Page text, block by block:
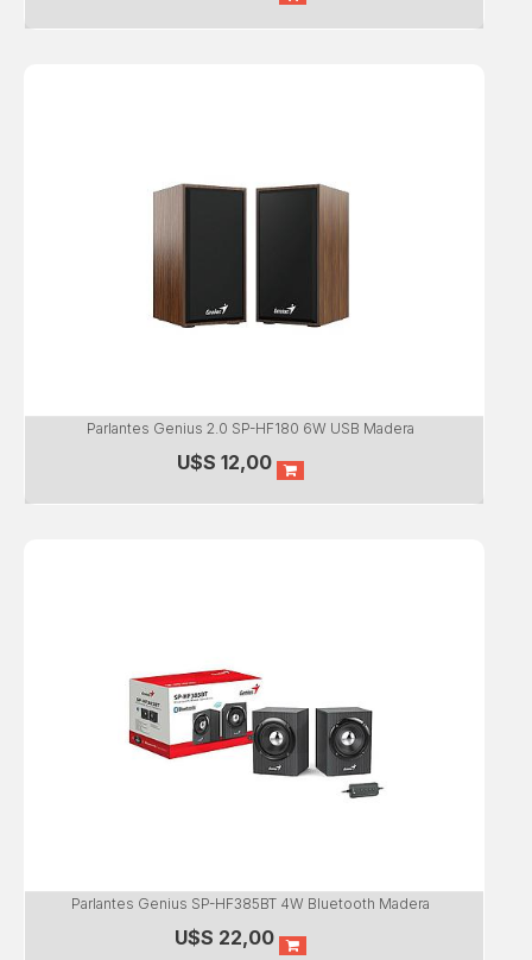
Parlantes Genius 2.0 SP-HF180 6W USB Madera
U$S 12,00
Parlantes Genius SP-HF385BT 4W Bluetooth Madera
U$S 22,00